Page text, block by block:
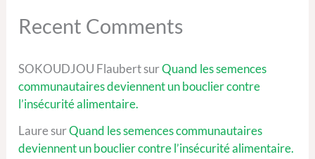
Recent Comments
SOKOUDJOU FlaubertsurQuand les semences
communautaires deviennent un bouclier contre
l’insécurité alimentaire.
LauresurQuand les semences communautaires
deviennent un bouclier contre l’insécurité alimentaire.